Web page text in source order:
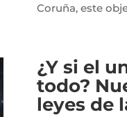
Coruña, este
¿Y si el
todo?
leyes de